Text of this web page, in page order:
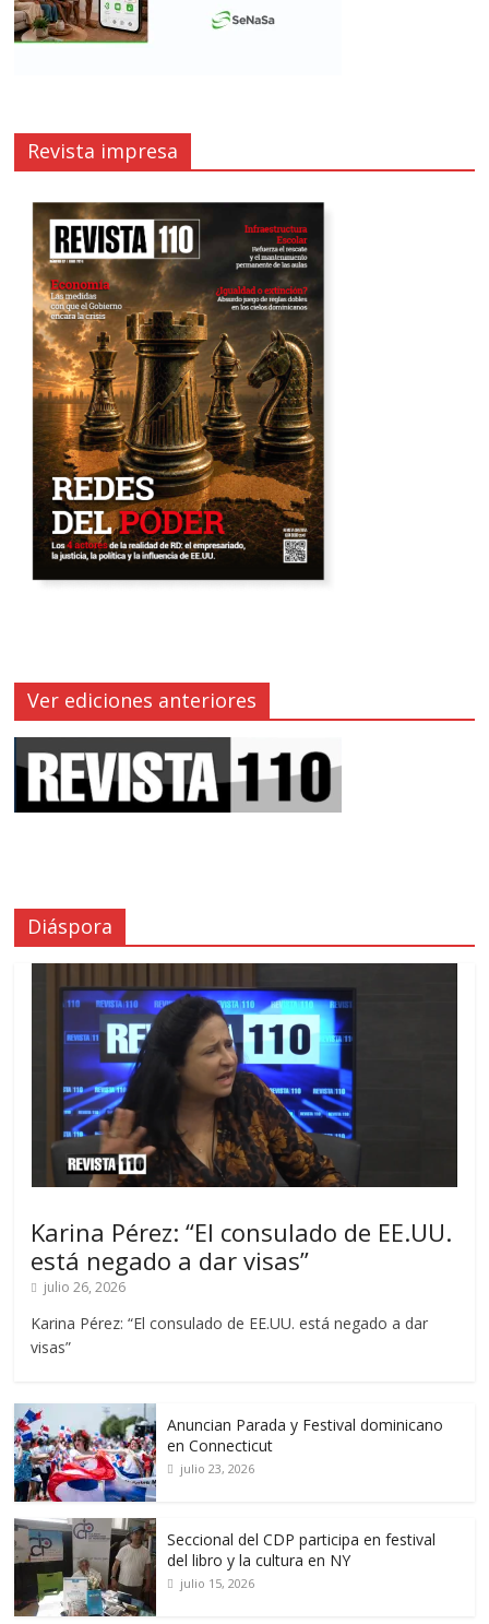
Revista impresa
Ver ediciones anteriores
Diáspora
Karina Pérez: “El consulado de EE.UU.
está negado a dar visas”
julio 26, 2026
Karina Pérez: “El consulado de EE.UU. está negado a dar
visas”
Anuncian Parada y Festival dominicano
en Connecticut
julio 23, 2026
Seccional del CDP participa en festival
del libro y la cultura en NY
julio 15, 2026